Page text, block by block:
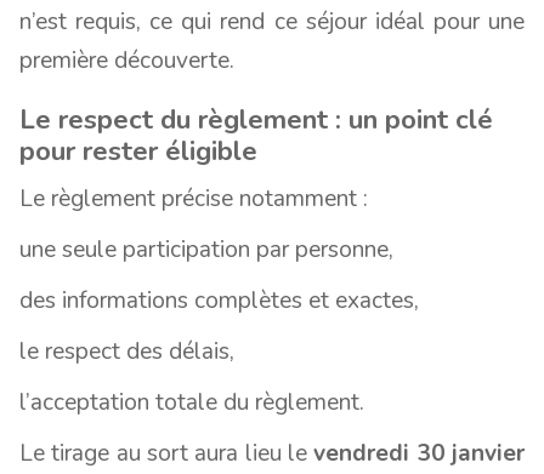
n’est requis, ce qui rend ce séjour idéal pour une
première découverte.
Le respect du règlement : un point clé
pour rester éligible
Le règlement précise notamment :
une seule participation par personne,
des informations complètes et exactes,
le respect des délais,
l’acceptation totale du règlement.
Le tirage au sort aura lieu levendredi 30 janvier